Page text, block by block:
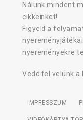
Nálunk mindent
cikkeinket!
Figyeld a
nyereményekre
Vedd fel velünk a
IMPRESSZUM